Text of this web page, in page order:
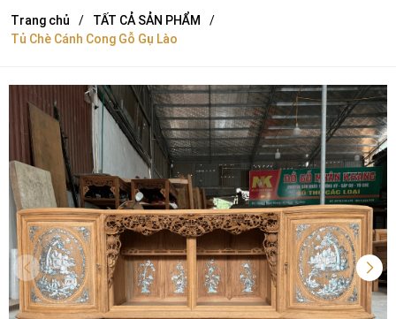
Trang chủ
TẤT CẢ SẢN PHẨM
Tủ Chè Cánh Cong Gỗ Gụ Lào